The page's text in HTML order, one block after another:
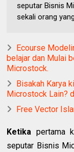
seputar Bisnis
sekali orang
Ecourse
belajar dan Mulai
Microstock.
Bisakah Karya
Microstock Lain?
Free Vector
Ketika pertama
seputar Bisnis